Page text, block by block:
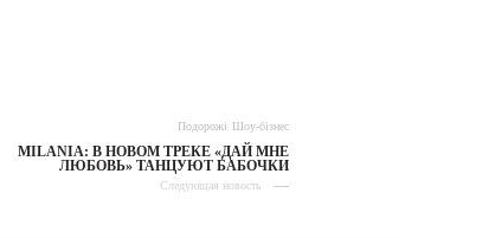
Подорожі Шоу-бізнес
MILANIA: В НОВОМ ТРЕКЕ «ДАЙ МНЕ
ЛЮБОВЬ» ТАНЦУЮТ БАБОЧКИ
Следующая новость